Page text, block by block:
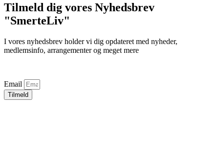
Tilmeld dig vores Nyhedsbrev
"SmerteLiv"
I vores nyhedsbrev holder vi dig opdateret med nyheder,
medlemsinfo, arrangementer og meget mere
Email
Tilmeld